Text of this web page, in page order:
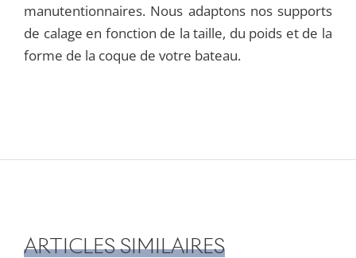
manutentionnaires. Nous adaptons nos supports
de calage en fonction de la taille, du poids et de la
forme de la coque de votre bateau.
ARTICLES SIMILAIRES